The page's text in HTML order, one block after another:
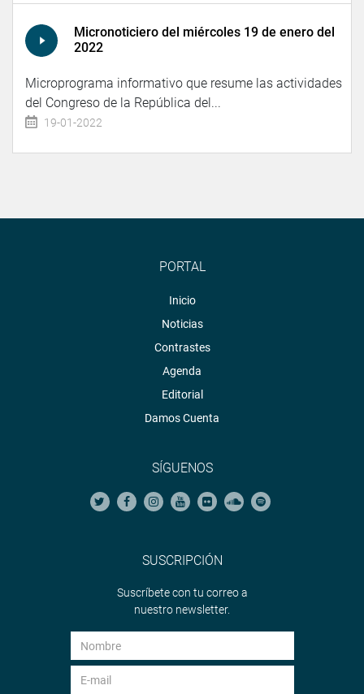
Micronoticiero del miércoles 19 de enero del
2022
Microprograma informativo que resume las actividades
del Congreso de la República del...
19-01-2022
PORTAL
Inicio
Noticias
Contrastes
Agenda
Editorial
Damos Cuenta
SÍGUENOS
SUSCRIPCIÓN
Suscríbete con tu correo a
nuestro newsletter.